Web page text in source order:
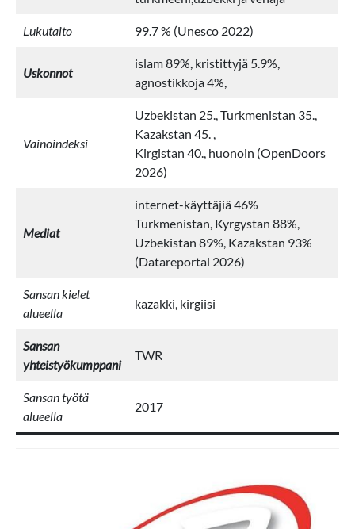
Lukutaito 99.7 % (Unesco 2022)
Uskonnot
islam 89%, kristittyjä 5.9%,
agnostikkoja 4%,
Vainoindeksi
Uzbekistan 25., Turkmenistan 35.,
Kazakstan 45. ,
Kirgistan 40., huonoin (OpenDoors
2026)
Mediat
internet-käyttäjiä 46%
Turkmenistan, Kyrgystan 88%,
Uzbekistan 89%, Kazakstan 93%
(Datareportal 2026)
Sansan kielet
alueella
kazakki, kirgiisi
Sansan
yhteistyökumppani
TWR
Sansan työtä
alueella
2017